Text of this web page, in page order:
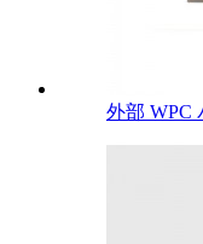
外部 WPC